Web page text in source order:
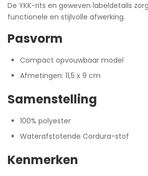
De YKK-rits en geweven labeldetails
functionele en stijlvolle afwerking.
Pasvorm
Compact opvouwbaar model
Afmetingen: 11,5 x 9 cm
Samenstelling
100% polyester
Waterafstotende Cordura-stof
Kenmerken